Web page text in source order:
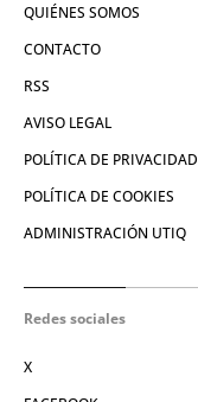
QUIÉNES SOMOS
CONTACTO
RSS
AVISO LEGAL
POLÍTICA DE PRIVACIDAD
POLÍTICA DE COOKIES
ADMINISTRACIÓN UTIQ
Redes sociales
X